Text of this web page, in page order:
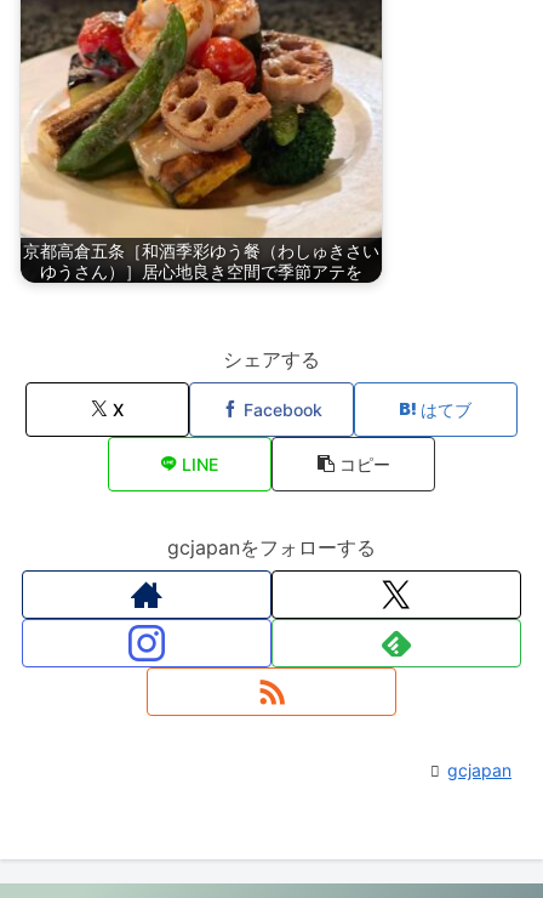
京都高倉五条［和酒季彩ゆう餐（わしゅきさい
ゆうさん）］居心地良き空間で季節アテを
シェアする
X Facebook はてブ
LINE コピー
gcjapanをフォローする
gcjapan